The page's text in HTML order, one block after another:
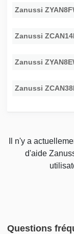
Zanussi
Zanussi
Zanussi
Zanussi
Il n'y a
d'aide
Questions